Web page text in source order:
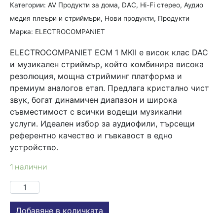
Категории: AV Продукти за дома, DAC, Hi-Fi стерео, Аудио
медия плеъри и стриймъри, Нови продукти, Продукти
Марка: ELECTROCOMPANIET
ELECTROCOMPANIET ECM 1 MKII е висок клас DAC
и музикален стриймър, който комбинира висока
резолюция, мощна стрийминг платформа и
премиум аналогов етап. Предлага кристално чист
звук, богат динамичен диапазон и широка
съвместимост с всички водещи музикални
услуги. Идеален избор за аудиофили, търсещи
референтно качество и гъвкавост в едно
устройство.
1 налични
Добавяне в количката